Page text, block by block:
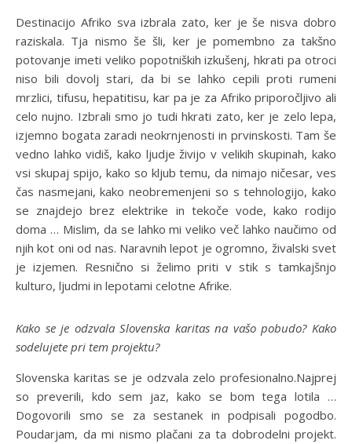
Destinacijo Afriko sva izbrala zato, ker je še nisva dobro
raziskala. Tja nismo še šli, ker je pomembno za takšno
potovanje imeti veliko popotniških izkušenj, hkrati pa otroci
niso bili dovolj stari, da bi se lahko cepili proti rumeni
mrzlici, tifusu, hepatitisu, kar pa je za Afriko priporočljivo ali
celo nujno. Izbrali smo jo tudi hkrati zato, ker je zelo lepa,
izjemno bogata zaradi neokrnjenosti in prvinskosti. Tam še
vedno lahko vidiš, kako ljudje živijo v velikih skupinah, kako
vsi skupaj spijo, kako so kljub temu, da nimajo ničesar, ves
čas nasmejani, kako neobremenjeni so s tehnologijo, kako
se znajdejo brez elektrike in tekoče vode, kako rodijo
doma … Mislim, da se lahko mi veliko več lahko naučimo od
njih kot oni od nas. Naravnih lepot je ogromno, živalski svet
je izjemen. Resnično si želimo priti v stik s tamkajšnjo
kulturo, ljudmi in lepotami celotne Afrike.
Kako se je odzvala Slovenska karitas na vašo pobudo? Kako
sodelujete pri tem projektu?
Slovenska karitas se je odzvala zelo profesionalno.Najprej
so preverili, kdo sem jaz, kako se bom tega lotila …
Dogovorili smo se za sestanek in podpisali pogodbo.
Poudarjam, da mi nismo plačani za ta dobrodelni projekt.